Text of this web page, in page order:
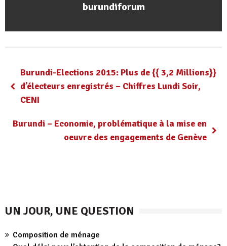
burundiforum
Burundi-Elections 2015: Plus de {{ 3,2 Millions}}
d’électeurs enregistrés – Chiffres Lundi Soir,
CENI
Burundi – Economie, problématique à la mise en
oeuvre des engagements de Genève
UN JOUR, UNE QUESTION
Composition de ménage